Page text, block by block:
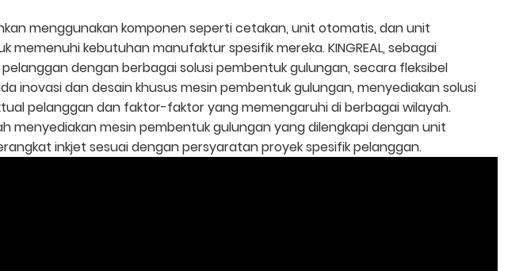
menggunakan komponen seperti cetakan, unit otomatis, dan unit
kebutuhan manufaktur spesifik mereka. KINGREAL, sebagai
dengan berbagai solusi pembentuk gulungan, secara fleksibel
inovasi dan desain khusus mesin pembentuk gulungan, menyediakan solusi
pelanggan dan faktor-faktor yang memengaruhi di berbagai wilayah.
menyediakan mesin pembentuk gulungan yang dilengkapi dengan unit
inkjet sesuai dengan persyaratan proyek spesifik pelanggan.